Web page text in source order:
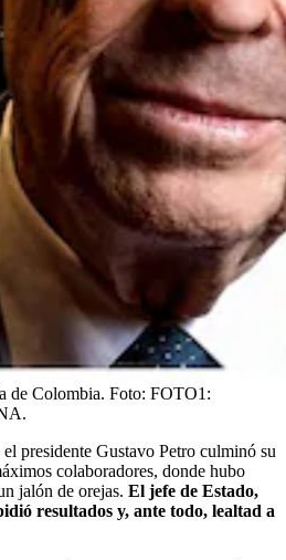
de Colombia. Foto: FOTO1:
presidente Gustavo Petro culminó su
colaboradores, donde hubo
jalón de orejas. El jefe de Estado,
resultados y, ante todo, lealtad a